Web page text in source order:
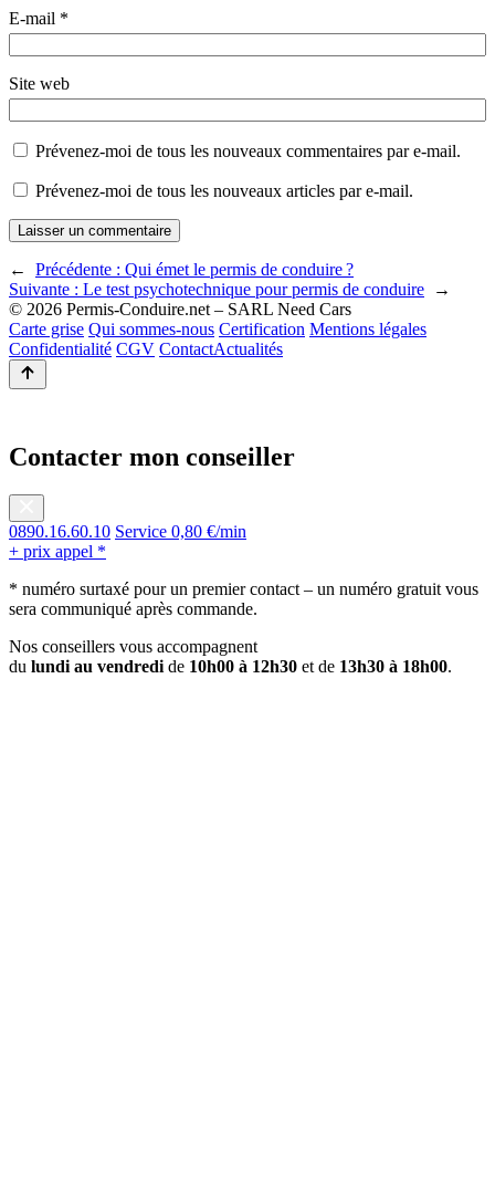
E-mail *
Site web
Prévenez-moi de tous les nouveaux commentaires par e-mail.
Prévenez-moi de tous les nouveaux articles par e-mail.
← Précédente : Qui émet le permis de conduire ?
Suivante : Le test psychotechnique pour permis de conduire
→
© 2026 Permis-Conduire.net – SARL Need Cars
Carte grise Qui sommes-nous Certification Mentions légales
Confidentialité CGV ContactActualités
Contacter mon conseiller
0890.16.60.10 Service 0,80 €/min
+ prix appel *
* numéro surtaxé pour un premier contact – un numéro gratuit vous
sera communiqué après commande.
Nos conseillers vous accompagnent
du lundi au vendredi de 10h00 à 12h30 et de 13h30 à 18h00.